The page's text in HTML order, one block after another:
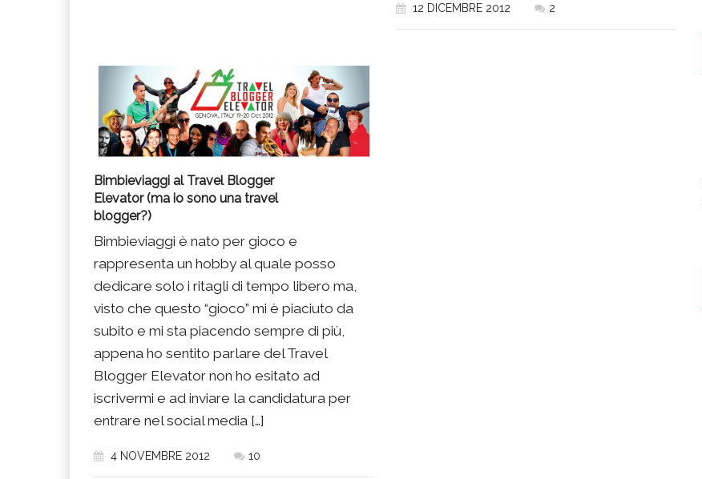
12 DICEMBRE 2012 2
Bimbieviaggi al Travel Blogger
Elevator (ma io sono una travel
blogger?)
Bimbieviaggi è nato per gioco e
rappresenta un hobby al quale posso
dedicare solo i ritagli di tempo libero ma,
visto che questo “gioco” mi è piaciuto da
subito e mi sta piacendo sempre di più,
appena ho sentito parlare del Travel
Blogger Elevator non ho esitato ad
iscrivermi e ad inviare la candidatura per
entrare nel social media […]
4 NOVEMBRE 2012 10